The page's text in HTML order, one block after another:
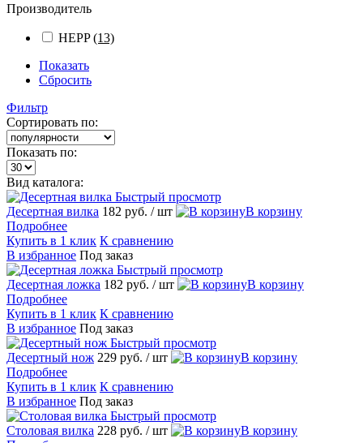
Производитель
HEPP(13)
Показать
Сбросить
Фильтр
Сортировать по:
Показать по:
Вид каталога:
Быстрый просмотр
Десертная вилка 182 руб. / шт
В корзину
Подробнее
Купить в 1 клик К сравнению
В избранное Под заказ
Быстрый просмотр
Десертная ложка 182 руб. / шт
В корзину
Подробнее
Купить в 1 клик К сравнению
В избранное Под заказ
Быстрый просмотр
Десертный нож 229 руб. / шт
В корзину
Подробнее
Купить в 1 клик К сравнению
В избранное Под заказ
Быстрый просмотр
Столовая вилка 228 руб. / шт
В корзину